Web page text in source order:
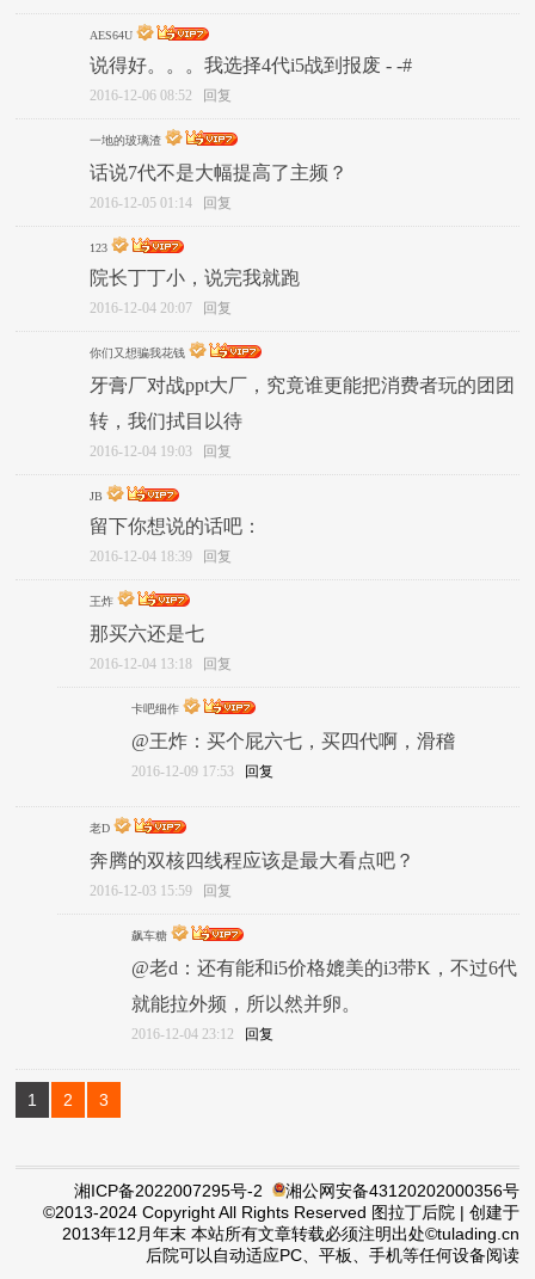
AES64U
说得好。。。我选择4代i5战到报废 - -#
2016-12-06 08:52 回复
一地的玻璃渣
话说7代不是大幅提高了主频？
2016-12-05 01:14 回复
123
院长丁丁小，说完我就跑
2016-12-04 20:07 回复
你们又想骗我花钱
牙膏厂对战ppt大厂，究竟谁更能把消费者玩的团团
转，我们拭目以待
2016-12-04 19:03 回复
JB
留下你想说的话吧：
2016-12-04 18:39 回复
王炸
那买六还是七
2016-12-04 13:18 回复
卡吧细作
@王炸：买个屁六七，买四代啊，滑稽
2016-12-09 17:53 回复
老D
奔腾的双核四线程应该是最大看点吧？
2016-12-03 15:59 回复
飙车糖
@老d：还有能和i5价格媲美的i3带K，不过6代
就能拉外频，所以然并卵。
2016-12-04 23:12 回复
1 2 3
湘ICP备2022007295号-2
湘公网安备43120202000356号
©2013-2024 Copyright All Rights Reserved 图拉丁后院 | 创建于
2013年12月年末本站所有文章转载必须注明出处©tulading.cn
后院可以自动适应PC、平板、手机等任何设备阅读